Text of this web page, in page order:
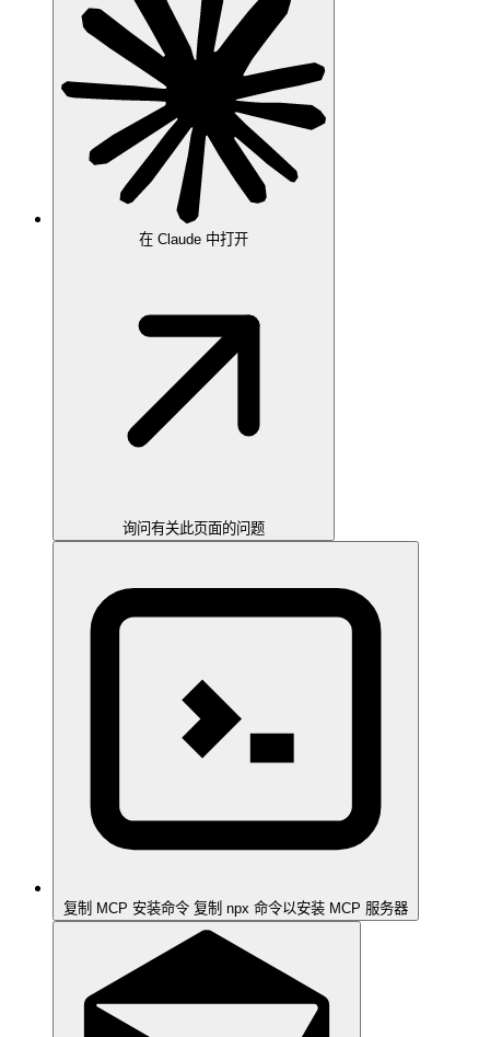
在 Claude 中打开
询问有关此页面的问题
复制 MCP 安装命令 复制 npx 命令以安装 MCP 服务器